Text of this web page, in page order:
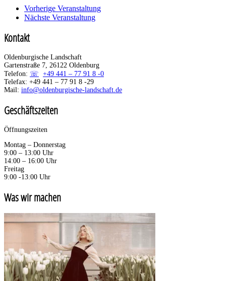
Vorherige Veranstaltung
Nächste Veranstaltung
Kontakt
Oldenburgische Landschaft
Gartenstraße 7, 26122 Oldenburg
Telefon:
+49 441 – 77 91 8 -0
Telefax: +49 441 – 77 91 8 -29
Mail: info@oldenburgische-landschaft.de
Geschäftszeiten
Öffnungszeiten
Montag – Donnerstag
9:00 – 13:00 Uhr
14:00 – 16:00 Uhr
Freitag
9:00 -13:00 Uhr
Was wir machen